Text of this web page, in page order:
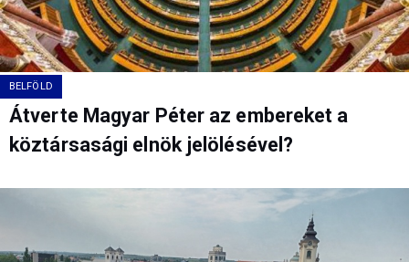
BELFÖLD
Átverte Magyar Péter az embereket a
köztársasági elnök jelölésével?